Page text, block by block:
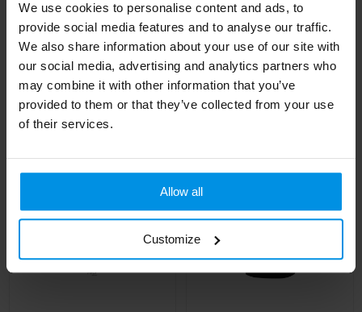
We use cookies to personalise content and ads, to
provide social media features and to analyse our traffic.
We also share information about your use of our site with
our social media, advertising and analytics partners who
may combine it with other information that you’ve
provided to them or that they’ve collected from your use
of their services.
Allow all
Customize
shirt 140g
Al vanaf
€ 2,12
REGENT WOMEN -
REGENT dames t-shirt
150g
Al vanaf
€ 2,15